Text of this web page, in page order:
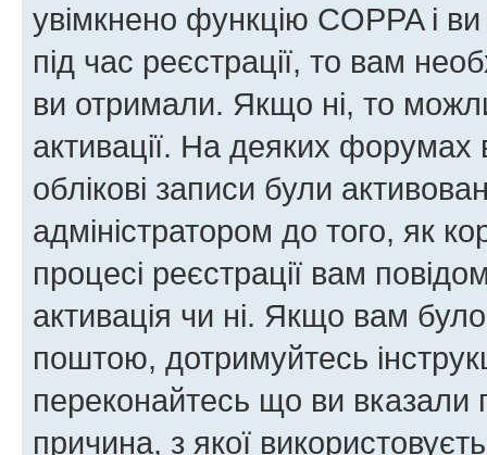
увімкнено функцію COPPA і
під час реєстрації, то вам
ви отримали. Якщо ні, то
активації. На деяких форумах
облікові записи були
адміністратором до того, як
процесі реєстрації вам
активація чи ні. Якщо вам
поштою, дотримуйтесь
переконайтесь що ви
причина, з якої